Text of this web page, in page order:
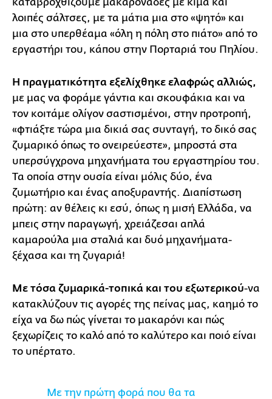
λοιπές σάλτσες, με τα μάτια μια στο «ψητό» και
μια στο υπερθέαμα «όλη η πόλη στο πιάτο» από το
εργαστήρι του, κάπου στην Πορταριά του Πηλίου.
Η πραγματικότητα εξελίχθηκε ελαφρώς αλλιώς,
με μας να φοράμε γάντια και σκουφάκια και να
τον κοιτάμε ολίγον σαστισμένοι, στην προτροπή,
«φτιάξτε τώρα μια δικιά σας συνταγή, το δικό σας
ζυμαρικό όπως το ονειρεύεστε», μπροστά στα
υπερσύγχρονα μηχανήματα του εργαστηρίου του.
Τα οποία στην ουσία είναι μόλις δύο, ένα
ζυμωτήριο και ένας αποξυραντής. Διαπίστωση
πρώτη: αν θέλεις κι εσύ, όπως η μισή Ελλάδα, να
μπεις στην παραγωγή, χρειάζεσαι απλά
καμαρούλα μια σταλιά και δυό μηχανήματα-
ξέχασα και τη ζυγαριά!
Με τόσα ζυμαρικά-τοπικά και του εξωτερικού-να
κατακλύζουν τις αγορές της πείνας μας, καημό το
είχα να δω πώς γίνεται το μακαρόνι και πώς
ξεχωρίζεις το καλό από το καλύτερο και ποιό είναι
το υπέρτατο.
Με την πρώτη φορά που θα τα